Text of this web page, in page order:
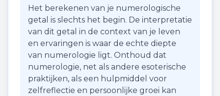
Het berekenen van je numerologische
getal is slechts het begin. De interpretatie
van dit getal in de context van je leven
en ervaringen is waar de echte diepte
van numerologie ligt. Onthoud dat
numerologie, net als andere esoterische
praktijken, als een hulpmiddel voor
zelfreflectie en persoonlijke groei kan